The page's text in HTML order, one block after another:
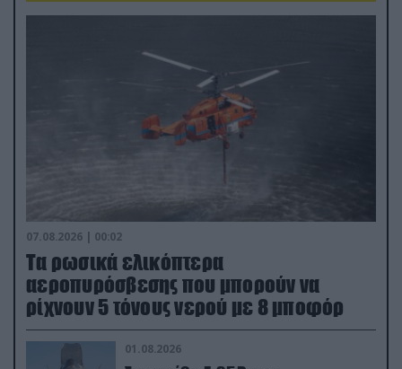
07.08.2026 | 00:02
Τα ρωσικά ελικόπτερα
αεροπυρόσβεσης που μπορούν να
ρίχνουν 5 τόνους νερού με 8 μποφόρ
01.08.2026